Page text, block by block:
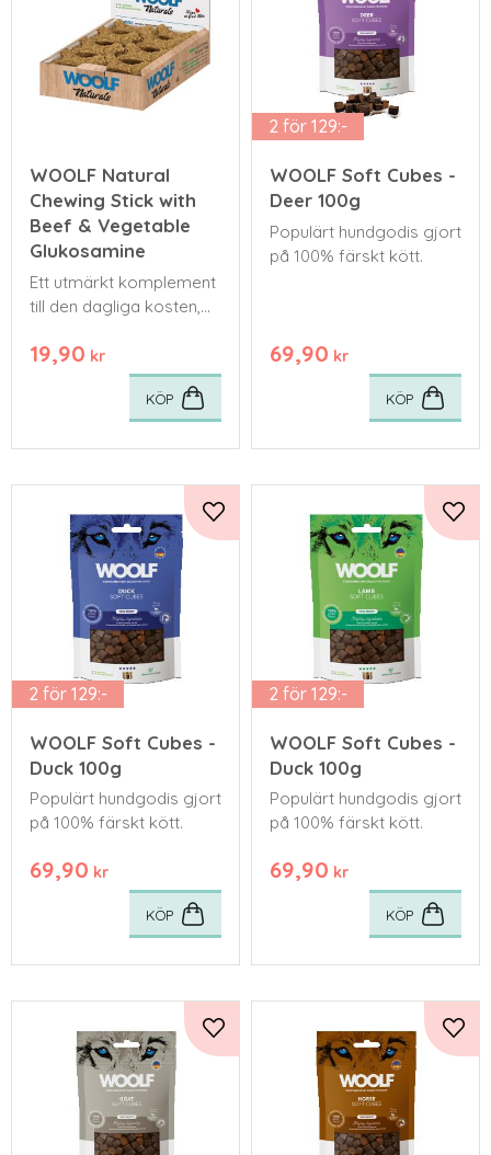
WOOLF Natural
Chewing Stick with
Beef & Vegetable
Glukosamine
Ett utmärkt komplement
till den dagliga kosten,
låg fetthalt för att stödja
både viktkontroll och
19,90 kr
KÖP
2 för 129:-
WOOLF Soft Cubes -
Deer 100g
Populärt hundgodis gjort
på 100% färskt kött.
69,90 kr
KÖP
2 för 129:-
WOOLF Soft Cubes -
Duck 100g
Populärt hundgodis gjort
på 100% färskt kött.
69,90 kr
Lägg till i favoriter
KÖP
2 för 129:-
WOOLF Soft Cubes -
Duck 100g
Populärt hundgodis gjort
på 100% färskt kött.
69,90 kr
KÖP
Lägg till i favoriter